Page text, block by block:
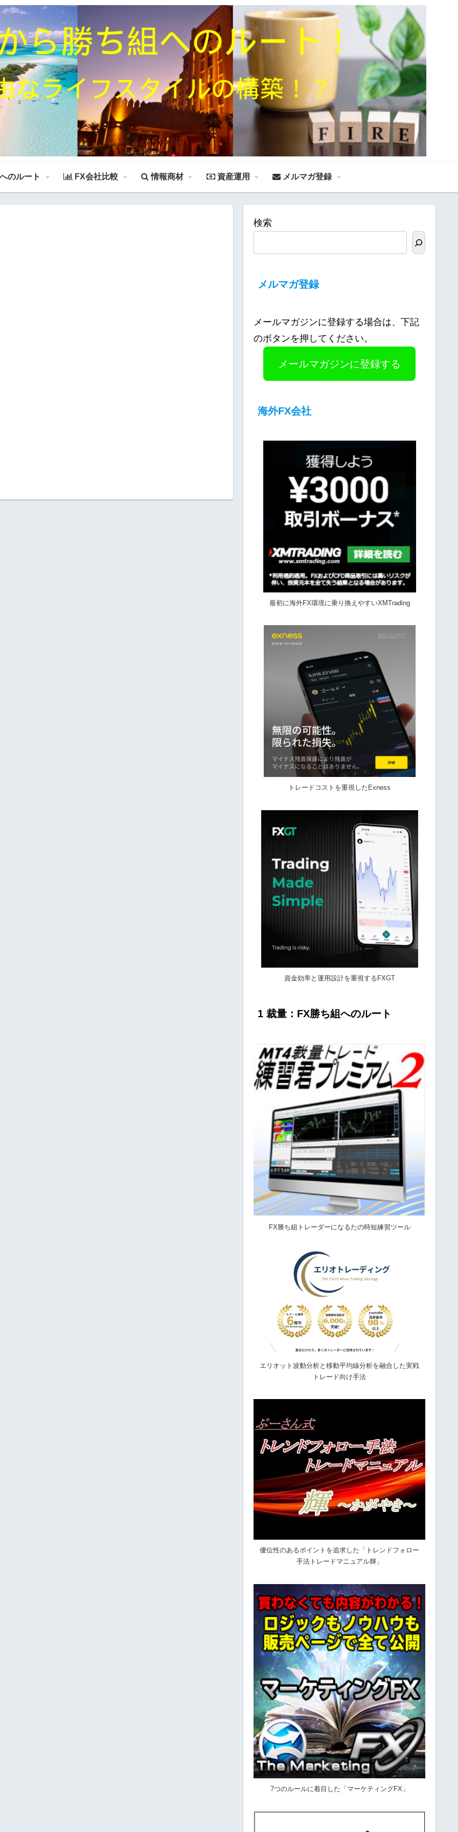
のルート FX会社比較 情報商材 資産運用 メルマガ登録
検索
メルマガ登録
メールマガジンに登録する場合は、下記
のボタンを押してください。
メールマガジンに登録する
海外FX会社
最初に海外FX環境に乗り換えやすいXMTrading
トレードコストを重視したExness
資金効率と運用設計を重視するFXGT
1 裁量：FX勝ち組へのルート
FX勝ち組トレーダーになるたの時短練習ツール
エリオット波動分析と移動平均線分析を融合した実戦
トレード向け手法
優位性のあるポイントを追求した「トレンドフォロー
手法トレードマニュアル輝」
7つのルールに着目した「マーケティングFX」